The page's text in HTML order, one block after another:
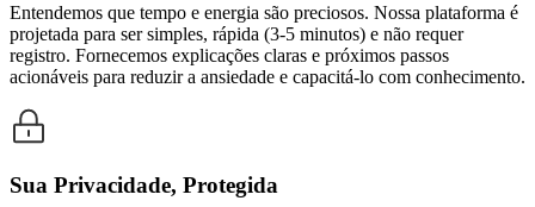
Entendemos que tempo e energia são preciosos. Nossa plataforma é
projetada para ser simples, rápida (3-5 minutos) e não requer
registro. Fornecemos explicações claras e próximos passos
acionáveis para reduzir a ansiedade e capacitá-lo com conhecimento.
Sua Privacidade, Protegida